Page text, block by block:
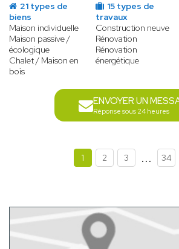
21 types de
biens
Maison individuelle
Maison passive /
écologique
Chalet / Maison en
bois
15 types de
travaux
Construction neuve
Rénovation
Rénovation
énergétique
ENVOYER UN
Réponse sous 24 heures
1 2 3 ... 34